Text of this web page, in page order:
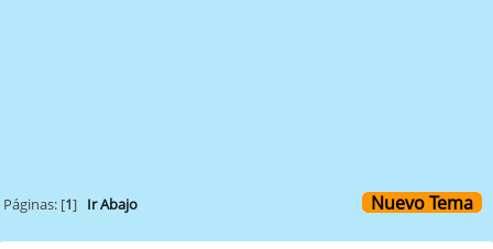
Páginas: [1] Ir Abajo Nuevo Tema